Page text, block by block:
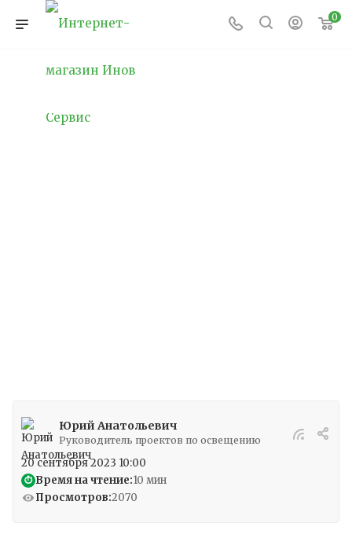
0
Уличное освещение
детского сада
Юрий Анатольевич
Руководитель проектов по освещению
20 сентября 2023 10:00
⏱ Время на чтение:10 мин
Просмотров:2070